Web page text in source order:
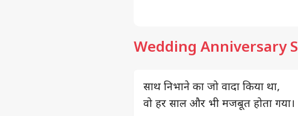
Wedding Anniversary
साथ निभाने का जो वादा किया था,
वो हर साल और भी मजबूत होता गया।